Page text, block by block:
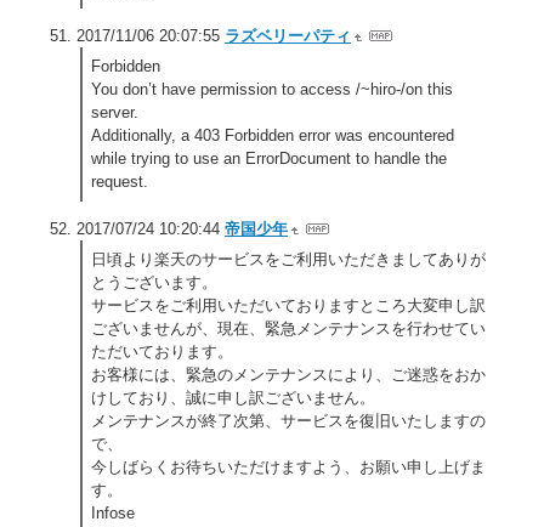
2017/11/06 20:07:55 ラズベリーパティ
Forbidden
You don’t have permission to access /~hiro-/on this
server.
Additionally, a 403 Forbidden error was encountered
while trying to use an ErrorDocument to handle the
request.
2017/07/24 10:20:44 帝国少年
日頃より楽天のサービスをご利用いただきましてありが
とうございます。
サービスをご利用いただいておりますところ大変申し訳
ございませんが、現在、緊急メンテナンスを行わせてい
ただいております。
お客様には、緊急のメンテナンスにより、ご迷惑をおか
けしており、誠に申し訳ございません。
メンテナンスが終了次第、サービスを復旧いたしますの
で、
今しばらくお待ちいただけますよう、お願い申し上げま
す。
Infose